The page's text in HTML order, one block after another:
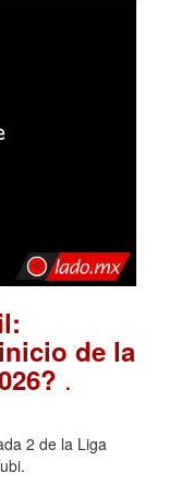
de la
.
2 de la Liga